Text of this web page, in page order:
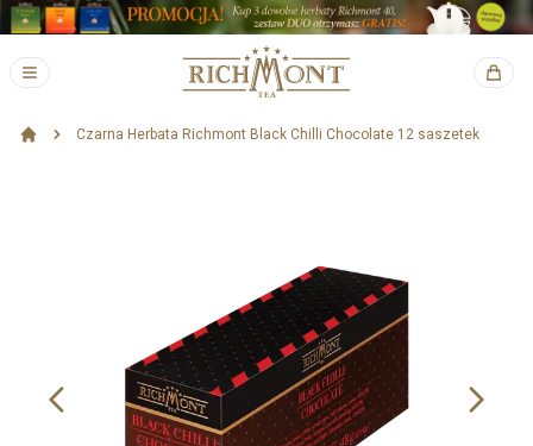
Czarna Herbata Richmont Black Chilli Chocolate 12 saszetek